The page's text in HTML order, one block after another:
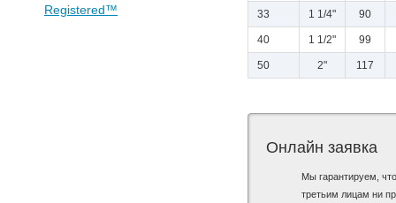
33 1 1/4" 90
40 1 1/2" 99
50 2" 117
Онлайн заявка
Мы гарантируем,
третьим лицам ни